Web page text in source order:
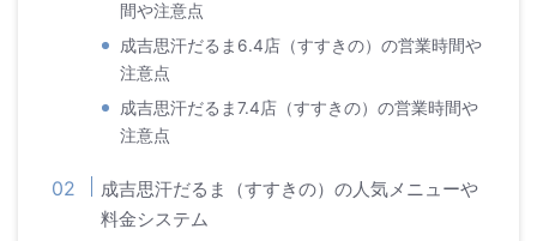
間や注意点
成吉思汗だるま6.4店（すすきの）の営業時間や
注意点
成吉思汗だるま7.4店（すすきの）の営業時間や
注意点
成吉思汗だるま（すすきの）の人気メニューや
料金システム